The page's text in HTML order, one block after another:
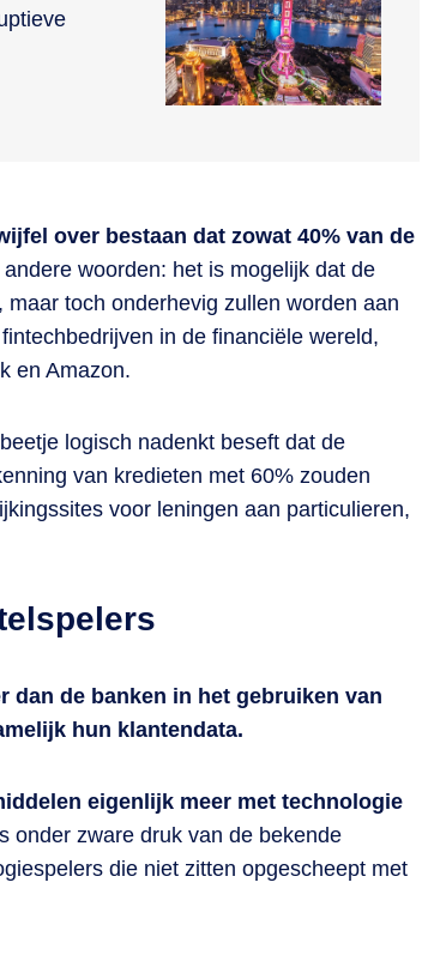
over bestaan dat zowat 40% van de
andere woorden: het is mogelijk dat de
toch onderhevig zullen worden aan
in de financiële wereld,
en Amazon.
logisch nadenkt beseft dat de
van kredieten met 60% zouden
voor leningen aan particulieren,
dan de banken in het gebruiken van
hun klantendata.
eigenlijk meer met technologie
onder zware druk van de bekende
die niet zitten opgescheept met